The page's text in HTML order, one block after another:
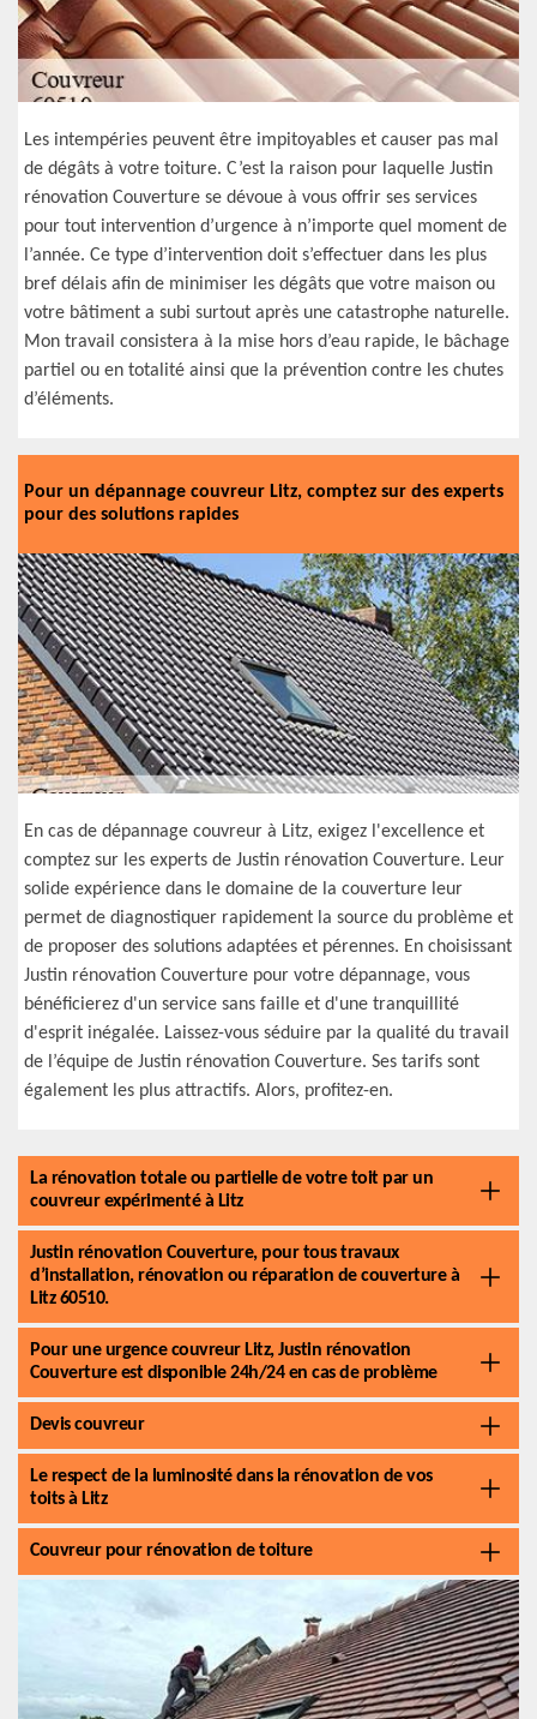
Les intempéries peuvent être impitoyables et causer pas mal
de dégâts à votre toiture. C’est la raison pour laquelle Justin
rénovation Couverture se dévoue à vous offrir ses services
pour tout intervention d’urgence à n’importe quel moment de
l’année. Ce type d’intervention doit s’effectuer dans les plus
bref délais afin de minimiser les dégâts que votre maison ou
votre bâtiment a subi surtout après une catastrophe naturelle.
Mon travail consistera à la mise hors d’eau rapide, le bâchage
partiel ou en totalité ainsi que la prévention contre les chutes
d’éléments.
Pour un dépannage couvreur Litz, comptez sur des experts
pour des solutions rapides
En cas de dépannage couvreur à Litz, exigez l'excellence et
comptez sur les experts de Justin rénovation Couverture. Leur
solide expérience dans le domaine de la couverture leur
permet de diagnostiquer rapidement la source du problème et
de proposer des solutions adaptées et pérennes. En choisissant
Justin rénovation Couverture pour votre dépannage, vous
bénéficierez d'un service sans faille et d'une tranquillité
d'esprit inégalée. Laissez-vous séduire par la qualité du travail
de l’équipe de Justin rénovation Couverture. Ses tarifs sont
également les plus attractifs. Alors, profitez-en.
La rénovation totale ou partielle de votre toit par un
couvreur expérimenté à Litz
Justin rénovation Couverture, pour tous travaux
d’installation, rénovation ou réparation de couverture à
Litz 60510.
Pour une urgence couvreur Litz, Justin rénovation
Couverture est disponible 24h/24 en cas de problème
Devis couvreur
Le respect de la luminosité dans la rénovation de vos
toits à Litz
Couvreur pour rénovation de toiture